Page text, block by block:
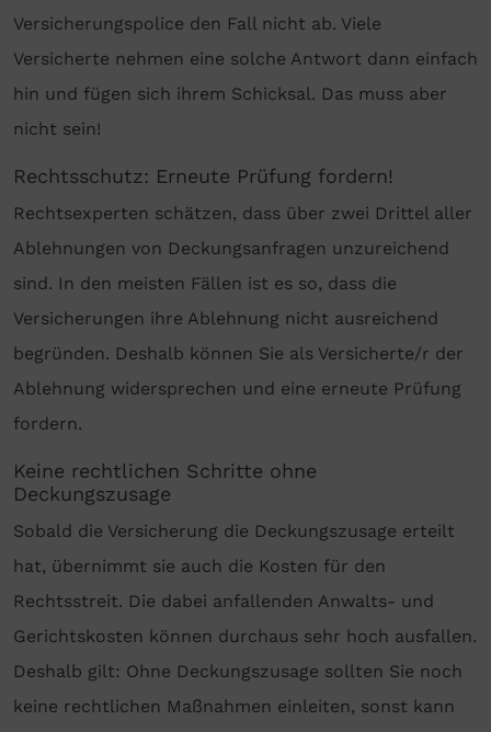
Versicherungspolice den Fall nicht ab. Viele
Versicherte nehmen eine solche Antwort dann einfach
hin und fügen sich ihrem Schicksal. Das muss aber
nicht sein!
Rechtsschutz: Erneute Prüfung fordern!
Rechtsexperten schätzen, dass über zwei Drittel aller
Ablehnungen von Deckungsanfragen unzureichend
sind. In den meisten Fällen ist es so, dass die
Versicherungen ihre Ablehnung nicht ausreichend
begründen. Deshalb können Sie als Versicherte/r der
Ablehnung widersprechen und eine erneute Prüfung
fordern.
Keine rechtlichen Schritte ohne
Deckungszusage
Sobald die Versicherung die Deckungszusage erteilt
hat, übernimmt sie auch die Kosten für den
Rechtsstreit. Die dabei anfallenden Anwalts- und
Gerichtskosten können durchaus sehr hoch ausfallen.
Deshalb gilt: Ohne Deckungszusage sollten Sie noch
keine rechtlichen Maßnahmen einleiten, sonst kann